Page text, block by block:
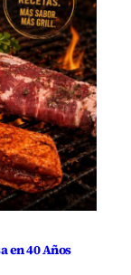
en 40 Años